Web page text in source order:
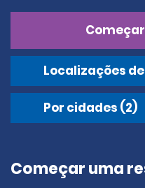
Localizações
Por cidades (2)
Começar uma